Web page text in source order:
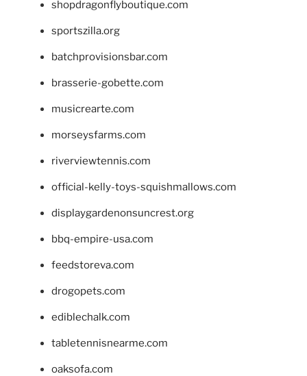
shopdragonflyboutique.com
sportszilla.org
batchprovisionsbar.com
brasserie-gobette.com
musicrearte.com
morseysfarms.com
riverviewtennis.com
official-kelly-toys-squishmallows.com
displaygardenonsuncrest.org
bbq-empire-usa.com
feedstoreva.com
drogopets.com
ediblechalk.com
tabletennisnearme.com
oaksofa.com